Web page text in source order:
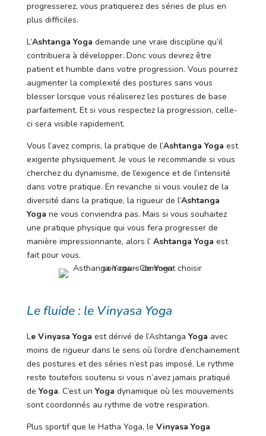
progresserez, vous pratiquerez des séries de plus en
plus difficiles.
L’Ashtanga Yoga demande une vraie discipline qu’il
contribuera à développer. Donc vous devrez être
patient et humble dans votre progression. Vous pourrez
augmenter la complexité des postures sans vous
blesser lorsque vous réaliserez les postures de base
parfaitement. Et si vous respectez la progression, celle-
ci sera visible rapidement.
Vous l’avez compris, la pratique de l’Ashtanga Yoga est
exigente physiquement. Je vous le recommande si vous
cherchez du dynamisme, de l’exigence et de l’intensité
dans votre pratique. En revanche si vous voulez de la
diversité dans la pratique, la rigueur de l’Ashtanga
Yoga ne vous conviendra pas. Mais si vous souhaitez
une pratique physique qui vous fera progresser de
manière impressionnante, alors l’ Ashtanga Yoga est
fait pour vous.
Le fluide : le Vinyasa Yoga
Le Vinyasa Yoga est dérivé de l’Ashtanga Yoga avec
moins de rigueur dans le sens où l’ordre d’enchainement
des postures et des séries n’est pas imposé. Le rythme
reste toutefois soutenu si vous n’avez jamais pratiqué
de Yoga. C’est un Yoga dynamique où les mouvements
sont coordonnés au rythme de votre respiration.
Plus sportif que le Hatha Yoga, le Vinyasa Yoga